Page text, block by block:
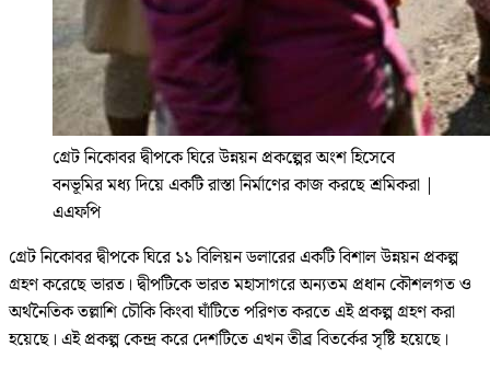
গ্রেট নিকোবর দ্বীপকে ঘিরে উন্নয়ন প্রকল্পের অংশ হিসেবে
বনভূমির মধ্য দিয়ে একটি রাস্তা নির্মাণের কাজ করছে শ্রমিকরা |
এএফপি
গ্রেট নিকোবর দ্বীপকে ঘিরে ১১ বিলিয়ন ডলারের একটি বিশাল উন্নয়ন প্রকল্প
গ্রহণ করেছে ভারত। দ্বীপটিকে ভারত মহাসাগরে অন্যতম প্রধান কৌশলগত ও
অর্থনৈতিক তল্লাশি চৌকি কিংবা ঘাঁটিতে পরিণত করতে এই প্রকল্প গ্রহণ করা
হয়েছে। এই প্রকল্প কেন্দ্র করে দেশটিতে এখন তীব্র বিতর্কের সৃষ্টি হয়েছে।